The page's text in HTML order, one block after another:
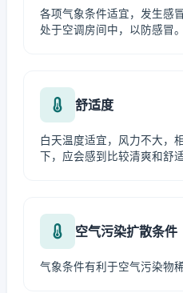
各项气象条件适宜，发生感
处于空调房间中，以防感冒。
舒适度
白天温度适宜，风力不大，
下，应会感到比较清爽和舒适
空气污染扩散条件
气象条件有利于空气污染物